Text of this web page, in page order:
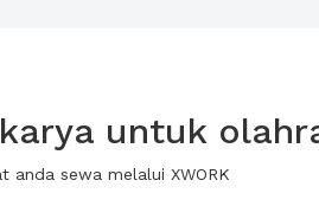
untuk
anda sewa melalui XWORK